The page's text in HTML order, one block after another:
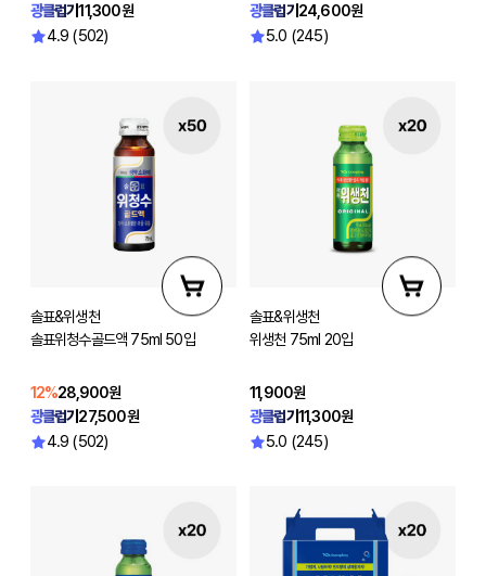
광클럽가11,300원
4.9 (502)
광클럽가 24,600원
5.0 (245)
솔표&위생천
솔표위청수골드액 75ml 50입
12%28,900원
광클럽가27,500원
4.9 (502)
솔표&위생천
위생천 75ml 20입
11,900원
광클럽가11,300원
5.0 (245)